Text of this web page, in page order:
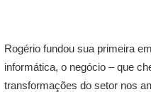
Rogério fundou sua primeira
informática, o negócio – que
transformações do setor nos